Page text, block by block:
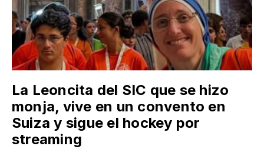
La Leoncita del SIC que se hizo
monja, vive en un convento en
Suiza y sigue el hockey por
streaming